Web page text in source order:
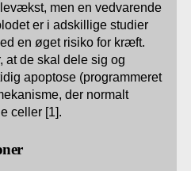
men en vedvarende
er i adskillige studier
en øget risiko for kræft.
at de skal dele sig og
apoptose (programmeret
der normalt
celler [1].